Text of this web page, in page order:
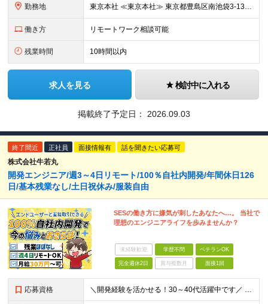
勤務地 東京本社 ≪東京本社≫ 東京都豊島区南池袋3-13-8 ホウエイビル9F ★経験者はフルリモート/リモート可 ★通院による早出や遅出にも柔軟に対応 ★池袋駅より徒歩5分の好アクセス ★未経験の方は
働き方 リモートワーク相談可能
残業時間 10時間以内
求人を見る 検討中に入れる
掲載終了予定日： 2026.09.03
終了間近 正社員 面接情報有 話を聞きたい応募可
株式会社牛若丸
開発エンジニア/週3～4日リモート/100％自社内開発/年間休日126
日/基本残業なし/土日祝休み/服装自由
SESの働き方に嫌気が刺したあなたへ…。 当社で
理想のエンジニアライフを歩みませんか？
未経験歓迎 学歴不問 ベテランOK
完全週休2日 賞与複数月 面接1回
応募資格 ＼開発経験を活かせる！30～40代活躍中です／ ◆学歴不問 ◆エンジニアとしての実務経験をお持ちの方 ┗年収・フェーズ・言語等不問です◎ ≪こんな方にピッタリ≫ ◇様々な技術・フェーズに携わりたい